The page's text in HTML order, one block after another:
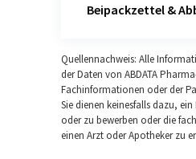
Beipackzettel &
Quellennachweis: Alle
der Daten von ABDATA
Fachinformationen oder der
Sie dienen keinesfalls dazu,
oder zu bewerben oder die
einen Arzt oder Apotheker zu